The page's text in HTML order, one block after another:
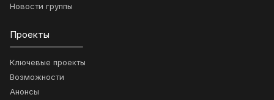
Новости группы
Проекты
Ключевые проекты
Возможности
Анонсы